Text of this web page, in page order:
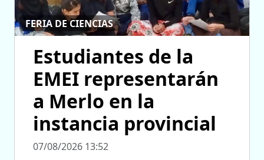
FERIA DE CIENCIAS
Estudiantes de la
EMEI representarán
a Merlo en la
instancia provincial
07/08/2026 13:52